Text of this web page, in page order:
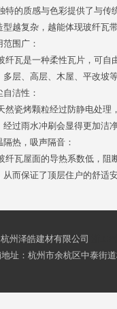
的质感与色彩提供了与传
型越复杂，越能体现玻纤瓦
范围广：
瓦是一种柔性瓦片，可自
多层、高层、木屋、平改坡
自洁性：
瓷烤颗粒经过防静电处理
经过雨水冲刷会显得更加洁
隔热，吸声隔音：
瓦屋面的导热系数低，阻
从而保证了顶层住户的舒适
州泽皓建材有限公司
址：杭州市余杭区中泰街